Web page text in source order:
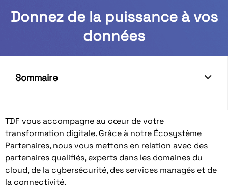
Donnez de la puissance à vos
données
Sommaire
TDF vous accompagne au cœur de votre
transformation digitale. Grâce à notre Écosystème
Partenaires, nous vous mettons en relation avec des
partenaires qualifiés, experts dans les domaines du
cloud, de la cybersécurité, des services managés et de
la connectivité.